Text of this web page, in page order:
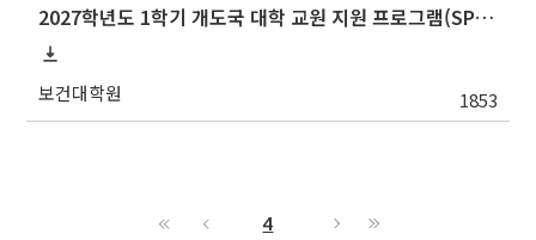
2027학년도 1학기 개도국 대학 교원 지원 프로그램(SPF)장학생 선발 안내
보건대학원 1853
4